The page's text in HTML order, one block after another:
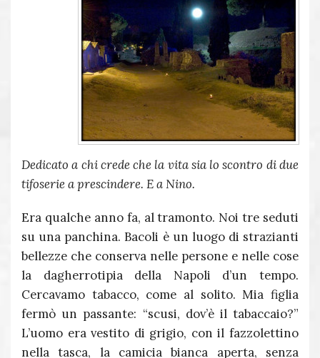
Dedicato a chi crede che la vita sia lo scontro di due
tifoserie a prescindere. E a Nino.
Era qualche anno fa, al tramonto. Noi tre seduti
su una panchina. Bacoli è un luogo di strazianti
bellezze che conserva nelle persone e nelle cose
la dagherrotipia della Napoli d’un tempo.
Cercavamo tabacco, come al solito. Mia figlia
fermò un passante: “scusi, dov’è il tabaccaio?”
L’uomo era vestito di grigio, con il fazzolettino
nella tasca, la camicia bianca aperta, senza